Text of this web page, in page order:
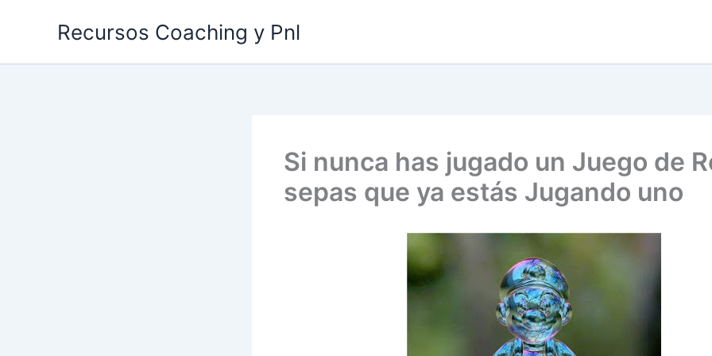
Recursos Coaching y Pnl
Si nunca has jugado un Juego de
sepas que ya estás Jugando uno